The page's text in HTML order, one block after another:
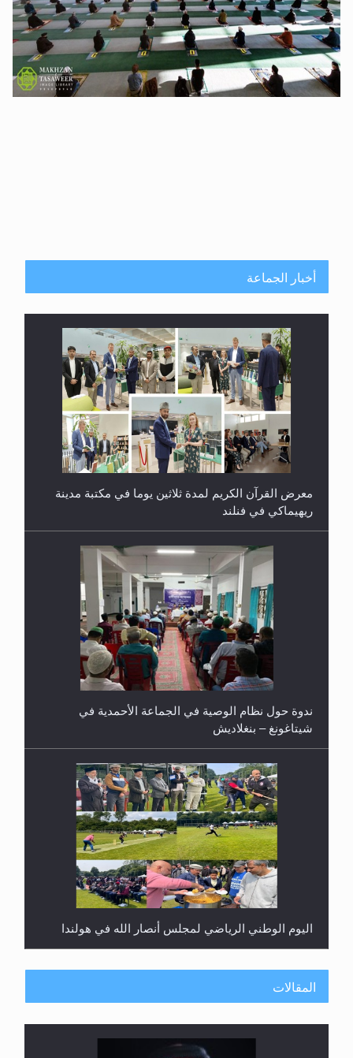
أخبار الجماعة
معرض القرآن الكريم لمدة ثلاثين يوما في مكتبة مدينة
ريهيماكي في فنلند
ندوة حول نظام الوصية في الجماعة الأحمدية في
شيتاغونغ – بنغلاديش
اليوم الوطني الرياضي لمجلس أنصار الله في هولندا
المقالات